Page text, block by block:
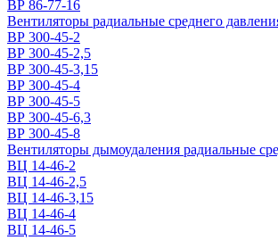
ВР 86-77-16
Вентиляторы радиальные среднего
ВР 300-45-2
ВР 300-45-2,5
ВР 300-45-3,15
ВР 300-45-4
ВР 300-45-5
ВР 300-45-6,3
ВР 300-45-8
Вентиляторы дымоудаления радиальные
ВЦ 14-46-2
ВЦ 14-46-2,5
ВЦ 14-46-3,15
ВЦ 14-46-4
ВЦ 14-46-5